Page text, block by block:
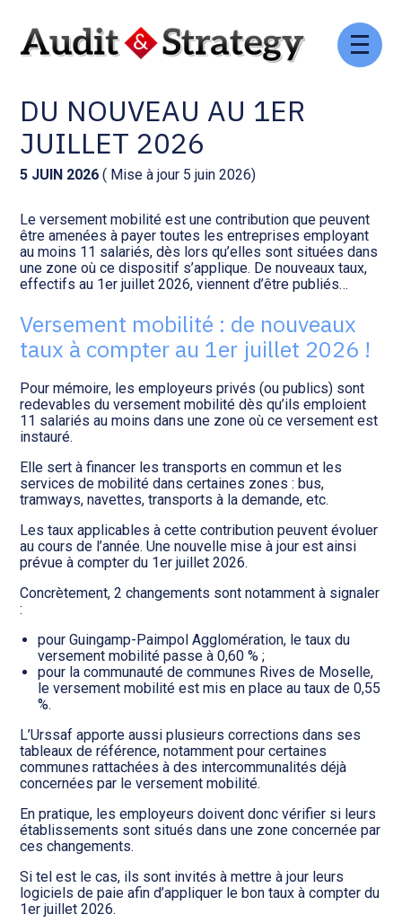
Aller
Comptabilité et conseil
Social et ressources humaines
Assistance juridique
Audit légal
Procédures collectives
Transition numérique
Gestion des documents : ISuite
Tenue de votre comptabilité :
ACD
Facturation et pilotage :
Facturation et pilotage : MEG
Analyse et tableau de bord :
Gérer vos ressources
DU NOUVEAU AU 1ER
JUILLET 2026
5 JUIN 2026 ( Mise à jour 5 juin 2026)
Le versement mobilité est une contribution que peuvent
être amenées à payer toutes les entreprises employant
au moins 11 salariés, dès lors qu’elles sont situées dans
une zone où ce dispositif s’applique. De nouveaux taux,
effectifs au 1er juillet 2026, viennent d’être publiés…
Versement mobilité : de nouveaux
taux à compter au 1er juillet 2026 !
Pour mémoire, les employeurs privés (ou publics) sont
redevables du versement mobilité dès qu’ils emploient
11 salariés au moins dans une zone où ce versement est
instauré.
Elle sert à financer les transports en commun et les
services de mobilité dans certaines zones : bus,
tramways, navettes, transports à la demande, etc.
Les taux applicables à cette contribution peuvent évoluer
au cours de l’année. Une nouvelle mise à jour est ainsi
prévue à compter du 1er juillet 2026.
Concrètement, 2 changements sont notamment à signaler
:
pour Guingamp-Paimpol Agglomération, le taux du
versement mobilité passe à 0,60 % ;
pour la communauté de communes Rives de Moselle,
le versement mobilité est mis en place au taux de 0,55
%.
L’Urssaf apporte aussi plusieurs corrections dans ses
tableaux de référence, notamment pour certaines
communes rattachées à des intercommunalités déjà
concernées par le versement mobilité.
En pratique, les employeurs doivent donc vérifier si leurs
établissements sont situés dans une zone concernée par
ces changements.
Si tel est le cas, ils sont invités à mettre à jour leurs
logiciels de paie afin d’appliquer le bon taux à compter du
1er juillet 2026.